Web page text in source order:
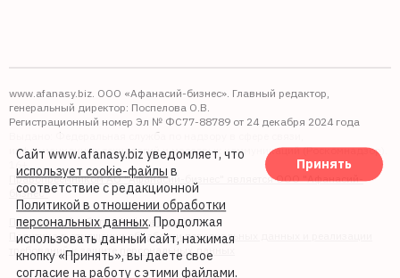
www.afanasy.biz. ООО «Афанасий-бизнес». Главный редактор,
генеральный директор: Поспелова О.В.
Регистрационный номер Эл № ФС77-88789 от 24 декабря 2024 года
Выдано: Федеральная служба по надзору в сфере связи,
информационных технологий и массовых коммуникаций (Роскомнадзор).
Правопреемником АО "Афанасий-бизнес" является ООО "Афанасий-
бизнес"
Политика обработки файлов cookie
Политика в отношении обработки персональных данных и реализации
требований к защите персональных данных
Сайт www.afanasy.biz уведомляет, что
использует cookie-файлы в
соответствие с редакционной
Политикой в отношении обработки
персональных данных. Продолжая
использовать данный сайт, нажимая
кнопку «Принять», вы даете свое
согласие на работу с этими файлами.
Принять